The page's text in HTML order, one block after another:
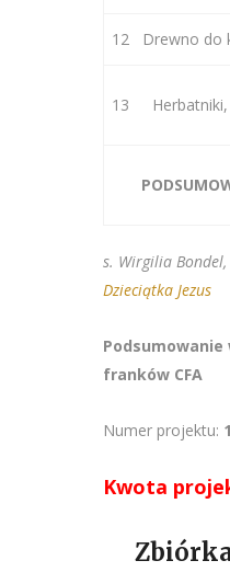
12 Drewno do
13
s. Wirgilia Bondel,
Dzieciątka Jezus
Podsumowanie
franków CFA
Numer projektu:
Kwota